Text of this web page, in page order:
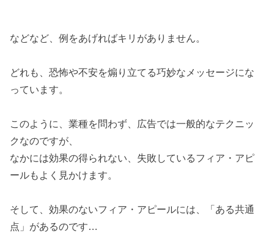
などなど、例をあげればキリがありません。
どれも、恐怖や不安を煽り立てる巧妙なメッセージにな
っています。
このように、業種を問わず、広告では一般的なテクニッ
クなのですが、
なかには効果の得られない、失敗しているフィア・アピ
ールもよく見かけます。
そして、効果のないフィア・アピールには、「ある共通
点」があるのです…